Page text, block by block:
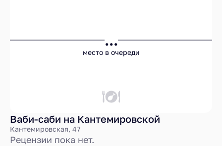
...
место в очереди
Ваби-саби на Кантемировской
Кантемировская, 47
Рецензии пока нет.